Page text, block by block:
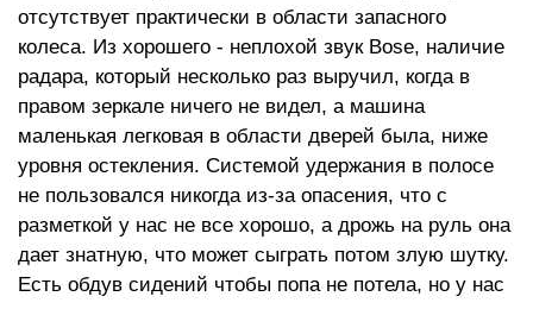
отсутствует практически в области запасного
колеса. Из хорошего - неплохой звук Bose, наличие
радара, который несколько раз выручил, когда в
правом зеркале ничего не видел, а машина
маленькая легковая в области дверей была, ниже
уровня остекления. Системой удержания в полосе
не пользовался никогда из-за опасения, что с
разметкой у нас не все хорошо, а дрожь на руль она
дает знатную, что может сыграть потом злую шутку.
Есть обдув сидений чтобы попа не потела, но у нас